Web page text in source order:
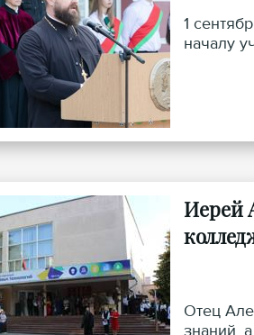
1
началу
Иерей
Отец
знаний,